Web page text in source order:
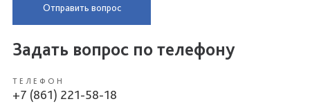
Отправить вопрос
Задать вопрос по телефону
ТЕЛЕФОН
+7 (861) 221-58-18